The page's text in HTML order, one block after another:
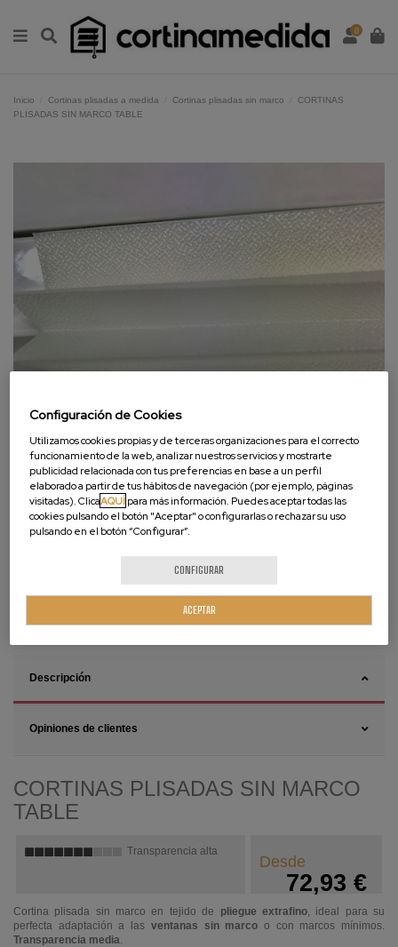
0
Inicio Cortinas plisadas a medida Cortinas plisadas sin marco
CORTINAS
PLISADAS SIN MARCO TABLE
Vídeos de Producto
Descripción
Opiniones de clientes
CORTINAS PLISADAS SIN MARCO
TABLE
Transparencia alta
Desde
72,93 €
Cortina plisada sin marco en tejido de pliegue extrafino, ideal para su
perfecta adaptación a las ventanas sin marco o con marcos mínimos.
Transparencia media.
Configuración de Cookies
Utilizamos cookies propias y de terceras organizaciones para el correcto
funcionamiento de la web, analizar nuestros servicios y mostrarte
publicidad relacionada con tus preferencias en base a un perfil
elaborado a partir de tus hábitos de navegación (por ejemplo, páginas
visitadas). ClicaAQUÍ para más información. Puedes aceptar todas las
cookies pulsando el botón "Aceptar" o configurarlas o rechazar su uso
pulsando en el botón “Configurar”.
CONFIGURAR
ACEPTAR